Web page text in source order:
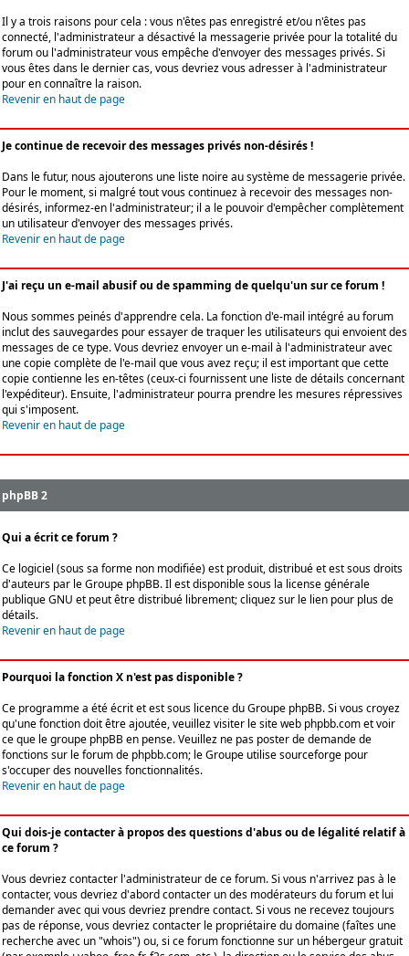
Il y a trois raisons pour cela : vous n'êtes pas enregistré et/ou n'êtes pas
connecté, l'administrateur a désactivé la messagerie privée pour la totalité du
forum ou l'administrateur vous empêche d'envoyer des messages privés. Si
vous êtes dans le dernier cas, vous devriez vous adresser à l'administrateur
pour en connaître la raison.
Revenir en haut de page
Je continue de recevoir des messages privés non-désirés !
Dans le futur, nous ajouterons une liste noire au système de messagerie privée.
Pour le moment, si malgré tout vous continuez à recevoir des messages non-
désirés, informez-en l'administrateur; il a le pouvoir d'empêcher complètement
un utilisateur d'envoyer des messages privés.
Revenir en haut de page
J'ai reçu un e-mail abusif ou de spamming de quelqu'un sur ce forum !
Nous sommes peinés d'apprendre cela. La fonction d'e-mail intégré au forum
inclut des sauvegardes pour essayer de traquer les utilisateurs qui envoient des
messages de ce type. Vous devriez envoyer un e-mail à l'administrateur avec
une copie complète de l'e-mail que vous avez reçu; il est important que cette
copie contienne les en-têtes (ceux-ci fournissent une liste de détails concernant
l'expéditeur). Ensuite, l'administrateur pourra prendre les mesures répressives
qui s'imposent.
Revenir en haut de page
phpBB 2
Qui a écrit ce forum ?
Ce logiciel (sous sa forme non modifiée) est produit, distribué et est sous droits
d'auteurs par leGroupe phpBB. Il est disponible sous la license générale
publique GNU et peut être distribué librement; cliquez sur le lien pour plus de
détails.
Revenir en haut de page
Pourquoi la fonction X n'est pas disponible ?
Ce programme a été écrit et est sous licence du Groupe phpBB. Si vous croyez
qu'une fonction doit être ajoutée, veuillez visiter le site web phpbb.com et voir
ce que le groupe phpBB en pense. Veuillez ne pas poster de demande de
fonctions sur le forum de phpbb.com; le Groupe utilise sourceforge pour
s'occuper des nouvelles fonctionnalités.
Revenir en haut de page
Qui dois-je contacter à propos des questions d'abus ou de légalité relatif à
ce forum ?
Vous devriez contacter l'administrateur de ce forum. Si vous n'arrivez pas à le
contacter, vous devriez d'abord contacter un des modérateurs du forum et lui
demander avec qui vous devriez prendre contact. Si vous ne recevez toujours
pas de réponse, vous devriez contacter le propriétaire du domaine (faîtes une
recherche avec un "whois") ou, si ce forum fonctionne sur un hébergeur gratuit